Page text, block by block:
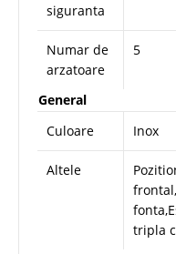
siguranta
Numar de
arzatoare
5
General
Culoare
Inox
Altele
tripla